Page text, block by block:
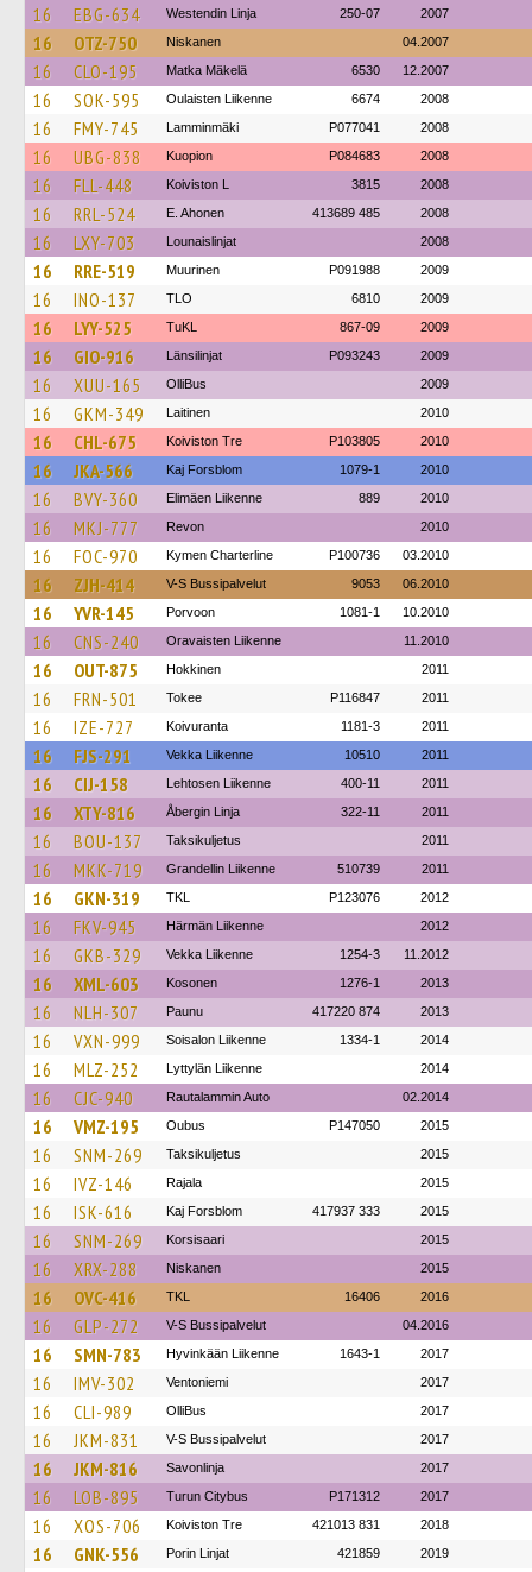
16 EBG-634 Westendin Linja 250-07 2007
16 OTZ-750 Niskanen 04.2007
16 CLO-195 Matka Mäkelä 6530 12.2007
16 SOK-595 Oulaisten Liikenne 6674 2008
16 FMY-745 Lamminmäki P077041 2008
16 UBG-838 Kuopion P084683 2008
16 FLL-448 Koiviston L 3815 2008
16 RRL-524 E. Ahonen 413689 485 2008
16 LXY-703 Lounaislinjat 2008
16 RRE-519 Muurinen P091988 2009
16 INO-137 TLO 6810 2009
16 LYY-525 TuKL 867-09 2009
16 GIO-916 Länsilinjat P093243 2009
16 XUU-165 OlliBus 2009
16 GKM-349 Laitinen 2010
16 CHL-675 Koiviston Tre P103805 2010
16 JKA-566 Kaj Forsblom 1079-1 2010
16 BVY-360 Elimäen Liikenne 889 2010
16 MKJ-777 Revon 2010
16 FOC-970 Kymen Charterline P100736 03.2010
16 ZJH-414 V-S Bussipalvelut 9053 06.2010
16 YVR-145 Porvoon 1081-1 10.2010
16 CNS-240 Oravaisten Liikenne 11.2010
16 OUT-875 Hokkinen 2011
16 FRN-501 Tokee P116847 2011
16 IZE-727 Koivuranta 1181-3 2011
16 FJS-291 Vekka Liikenne 10510 2011
16 CIJ-158 Lehtosen Liikenne 400-11 2011
16 XTY-816 Åbergin Linja 322-11 2011
16 BOU-137 Taksikuljetus 2011
16 MKK-719 Grandellin Liikenne 510739 2011
16 GKN-319 TKL P123076 2012
16 FKV-945 Härmän Liikenne 2012
16 GKB-329 Vekka Liikenne 1254-3 11.2012
16 XML-603 Kosonen 1276-1 2013
16 NLH-307 Paunu 417220 874 2013
16 VXN-999 Soisalon Liikenne 1334-1 2014
16 MLZ-252 Lyttylän Liikenne 2014
16 CJC-940 Rautalammin Auto 02.2014
16 VMZ-195 Oubus P147050 2015
16 SNM-269 Taksikuljetus 2015
16 IVZ-146 Rajala 2015
16 ISK-616 Kaj Forsblom 417937 333 2015
16 SNM-269 Korsisaari 2015
16 XRX-288 Niskanen 2015
16 OVC-416 TKL 16406 2016
16 GLP-272 V-S Bussipalvelut 04.2016
16 SMN-783 Hyvinkään Liikenne 1643-1 2017
16 IMV-302 Ventoniemi 2017
16 CLI-989 OlliBus 2017
16 JKM-831 V-S Bussipalvelut 2017
16 JKM-816 Savonlinja 2017
16 LOB-895 Turun Citybus P171312 2017
16 XOS-706 Koiviston Tre 421013 831 2018
16 GNK-556 Porin Linjat 421859 2019